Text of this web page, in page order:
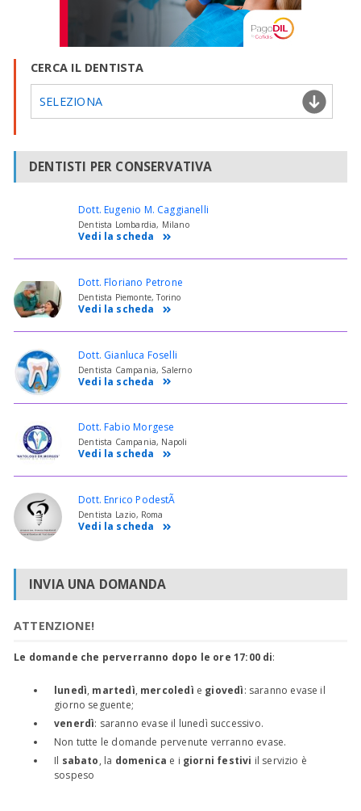
CERCA IL DENTISTA
SELEZIONA
DENTISTI PER CONSERVATIVA
Dott. Eugenio M. Caggianelli
Dentista Lombardia, Milano
Vedi la scheda
Dott. Floriano Petrone
Dentista Piemonte, Torino
Vedi la scheda
Dott. Gianluca Foselli
Dentista Campania, Salerno
Vedi la scheda
Dott. Fabio Morgese
Dentista Campania, Napoli
Vedi la scheda
Dott. Enrico PodestÃ
Dentista Lazio, Roma
Vedi la scheda
INVIA UNA DOMANDA
ATTENZIONE!
Le domande che perverranno dopo le ore 17:00 di:
lunedì, martedì, mercoledì e giovedì: saranno evase il
giorno seguente;
venerdì: saranno evase il lunedì successivo.
Non tutte le domande pervenute verranno evase.
Il sabato, la domenica e i giorni festivi il servizio è
sospeso